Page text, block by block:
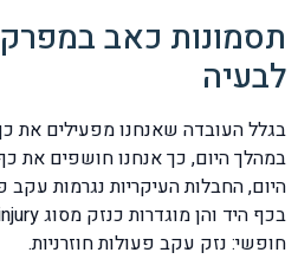
תסמונות כאב
לבעיה
בגלל העובדה שאנחנו מפעילים את
במהלך היום, כך אנחנו חושפים את
היום, החבלות העיקריות נגרמות
חופשי: נזק עקב פעולות חוזרניות.